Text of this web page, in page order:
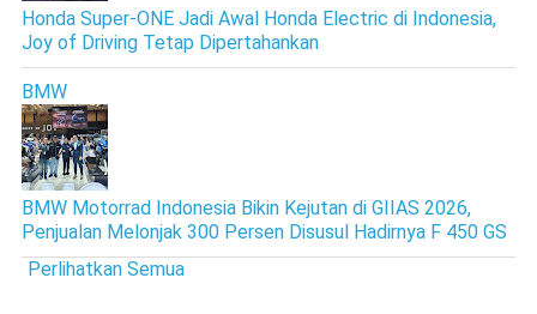
Honda Super-ONE Jadi Awal Honda Electric di Indonesia,
Joy of Driving Tetap Dipertahankan
BMW
BMW Motorrad Indonesia Bikin Kejutan di GIIAS 2026,
Penjualan Melonjak 300 Persen Disusul Hadirnya F 450 GS
Perlihatkan Semua